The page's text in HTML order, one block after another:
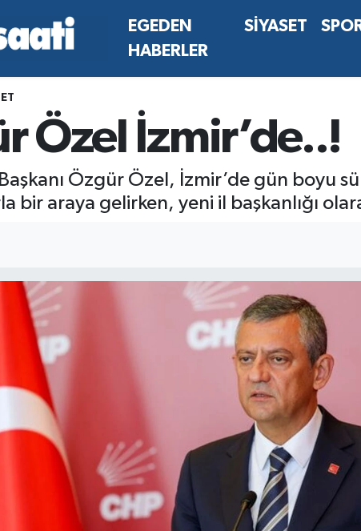
EGEDEN
HABERLER
SİYASET
Özel İzmir’de..!
Özgür Özel, İzmir’de gün boyu
bir araya gelirken, yeni il başkanlığı
ve Fikstür